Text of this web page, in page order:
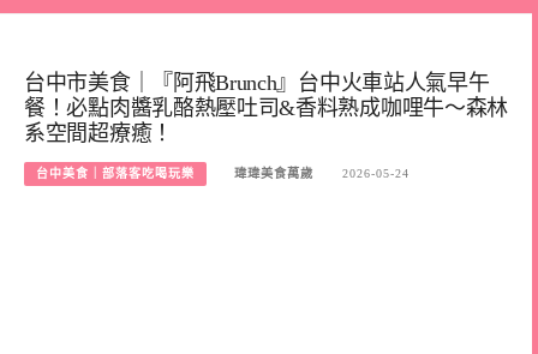
台中市美食｜『阿飛Brunch』台中火車站人氣早午
餐！必點肉醬乳酪熱壓吐司&香料熟成咖哩牛～森林
系空間超療癒！
台中美食｜部落客吃喝玩樂 瑋瑋美食萬歲 2026-05-24